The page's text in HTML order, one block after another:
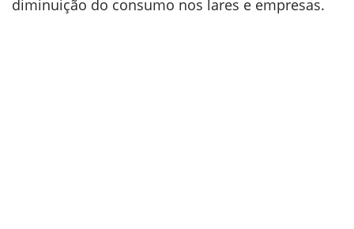
diminuição do consumo nos lares e empresas.